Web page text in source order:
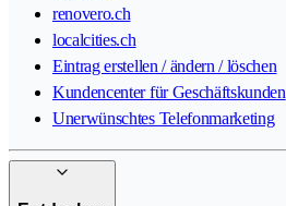
renovero.ch
localcities.ch
Eintrag erstellen / ändern / löschen
Kundencenter für Geschäftskunden
Unerwünschtes Telefonmarketing